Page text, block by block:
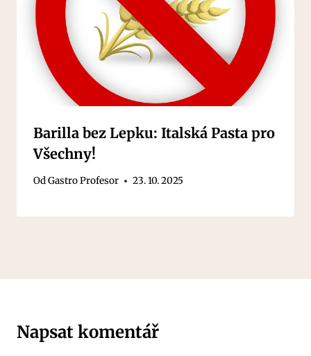
Barilla bez Lepku: Italská Pasta pro
Všechny!
OdGastro Profesor 23. 10. 2025
Napsat komentář